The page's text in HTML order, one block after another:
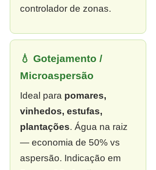
controlador de zonas.
💧 Gotejamento /
Microaspersão
Ideal para pomares,
vinhedos, estufas,
plantações. Água na raiz
— economia de 50% vs
aspersão. Indicação em